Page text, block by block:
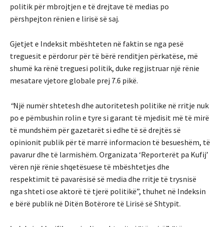
politik për mbrojtjen e të drejtave të medias po
përshpejton rënien e lirisë së saj.
Gjetjet e Indeksit mbështeten në faktin se nga pesë
treguesit e përdorur për të bërë renditjen përkatëse, më
shumë ka rënë treguesi politik, duke regjistruar një rënie
mesatare vjetore globale prej 7.6 pikë.
“Një numër shtetesh dhe autoritetesh politike në rritje nuk
po e pëmbushin rolin e tyre si garant të mjedisit më të mirë
të mundshëm për gazetarët si edhe të së drejtës së
opinionit publik për të marrë informacion të besueshëm, të
pavarur dhe të larmishëm. Organizata ‘Reporterët pa Kufij’
vëren një rënie shqetësuese të mbështetjes dhe
respektimit të pavarësisë së media dhe rritje të trysnisë
nga shteti ose aktorë të tjerë politikë”, thuhet në Indeksin
e bërë publik në Ditën Botërore të Lirisë së Shtypit.